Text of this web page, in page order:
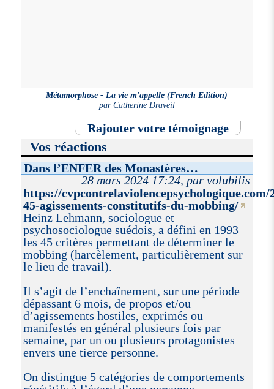
Métamorphose - La vie m'appelle (French Edition)
parCatherine Draveil
Rajouter votre témoignage
Vos réactions
Dans l’ENFER des Monastères…
28 mars 2024 17:24, par volubilis
https://cvpcontrelaviolencepsychologique.com/
45-agissements-constitutifs-du-mobbing/
Heinz Lehmann, sociologue et
psychosociologue suédois, a défini en 1993
les 45 critères permettant de déterminer le
mobbing (harcèlement, particulièrement sur
le lieu de travail).
Il s’agit de l’enchaînement, sur une période
dépassant 6 mois, de propos et/ou
d’agissements hostiles, exprimés ou
manifestés en général plusieurs fois par
semaine, par un ou plusieurs protagonistes
envers une tierce personne.
On distingue 5 catégories de comportements